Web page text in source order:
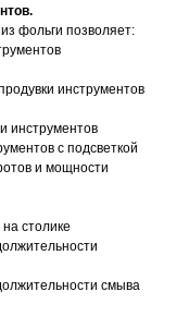
фольги позволяет:
инструментов
инструментов
с подсветкой
и мощности
столике
смыва